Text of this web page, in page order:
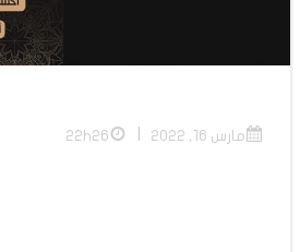
مارس 16, 2022 22h26